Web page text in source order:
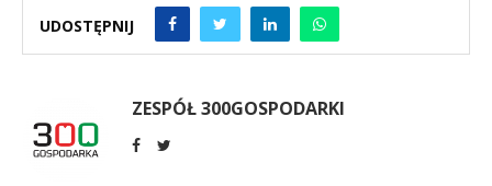
UDOSTĘPNIJ
ZESPÓŁ 300GOSPODARKI